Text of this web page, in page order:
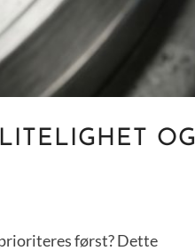
OG
først? Dette